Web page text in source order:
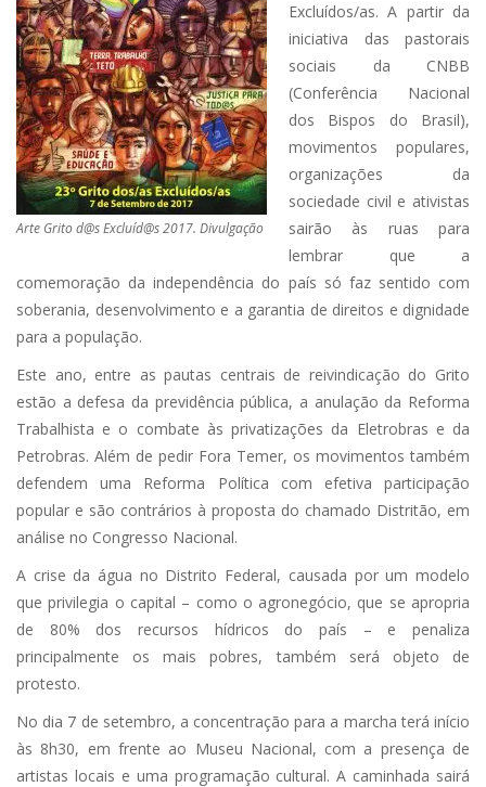
Arte Grito d@s Excluíd@s 2017. Divulgação
Excluídos/as. A partir da
iniciativa das pastorais
sociais da CNBB
(Conferência Nacional
dos Bispos do Brasil),
movimentos populares,
organizações da
sociedade civil e ativistas
sairão às ruas para
lembrar que a
comemoração da independência do país só faz sentido com
soberania, desenvolvimento e a garantia de direitos e dignidade
para a população.
Este ano, entre as pautas centrais de reivindicação do Grito
estão a defesa da previdência pública, a anulação da Reforma
Trabalhista e o combate às privatizações da Eletrobras e da
Petrobras. Além de pedir Fora Temer, os movimentos também
defendem uma Reforma Política com efetiva participação
popular e são contrários à proposta do chamado Distritão, em
análise no Congresso Nacional.
A crise da água no Distrito Federal, causada por um modelo
que privilegia o capital – como o agronegócio, que se apropria
de 80% dos recursos hídricos do país – e penaliza
principalmente os mais pobres, também será objeto de
protesto.
No dia 7 de setembro, a concentração para a marcha terá início
às 8h30, em frente ao Museu Nacional, com a presença de
artistas locais e uma programação cultural. A caminhada sairá